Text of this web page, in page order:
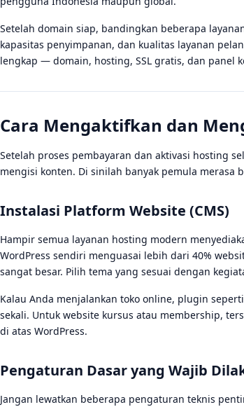
Setelah domain siap, bandingkan beberapa
kapasitas penyimpanan, dan kualitas layanan
lengkap — domain, hosting, SSL gratis, dan panel
Cara Mengaktifkan dan
Setelah proses pembayaran dan aktivasi hosting
mengisi konten. Di sinilah banyak pemula
Instalasi Platform Website (CMS)
Hampir semua layanan hosting modern
WordPress sendiri menguasai lebih dari 40%
sangat besar. Pilih tema yang sesuai dengan
Kalau Anda menjalankan toko online, plugin
sekali. Untuk website kursus atau membership,
di atas WordPress.
Pengaturan Dasar yang Wajib
Jangan lewatkan beberapa pengaturan teknis